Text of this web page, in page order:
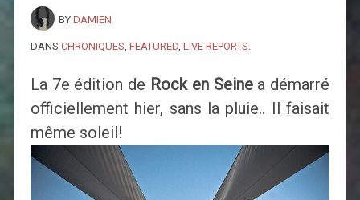
BY DAMIEN
DANS CHRONIQUES FEATURED, LIVE REPORTS
La 7e édition de Rock en Seinea démarré
officiellement hier, sans la pluie.. Il faisait
même soleil!